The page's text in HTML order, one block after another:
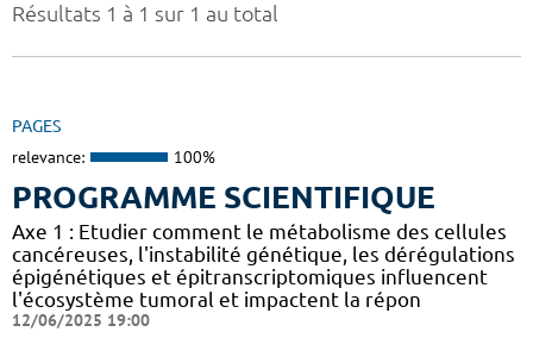
Résultats 1 à 1 sur 1 au total
PAGES
relevance: 100%
PROGRAMME SCIENTIFIQUE
Axe 1 : Etudier comment le métabolisme des cellules
cancéreuses, l'instabilité génétique, les dérégulations
épigénétiques et épitranscriptomiques influencent
l'écosystème tumoral et impactent la répon
12/06/2025 19:00